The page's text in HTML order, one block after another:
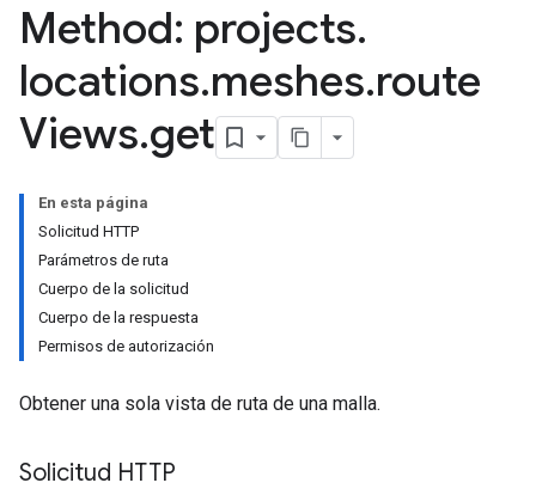
Method: projects.
locations.meshes.route
Views.get
En esta página
Solicitud HTTP
Parámetros de ruta
Cuerpo de la solicitud
Cuerpo de la respuesta
Permisos de autorización
Obtener una sola vista de ruta de una malla.
Solicitud HTTP